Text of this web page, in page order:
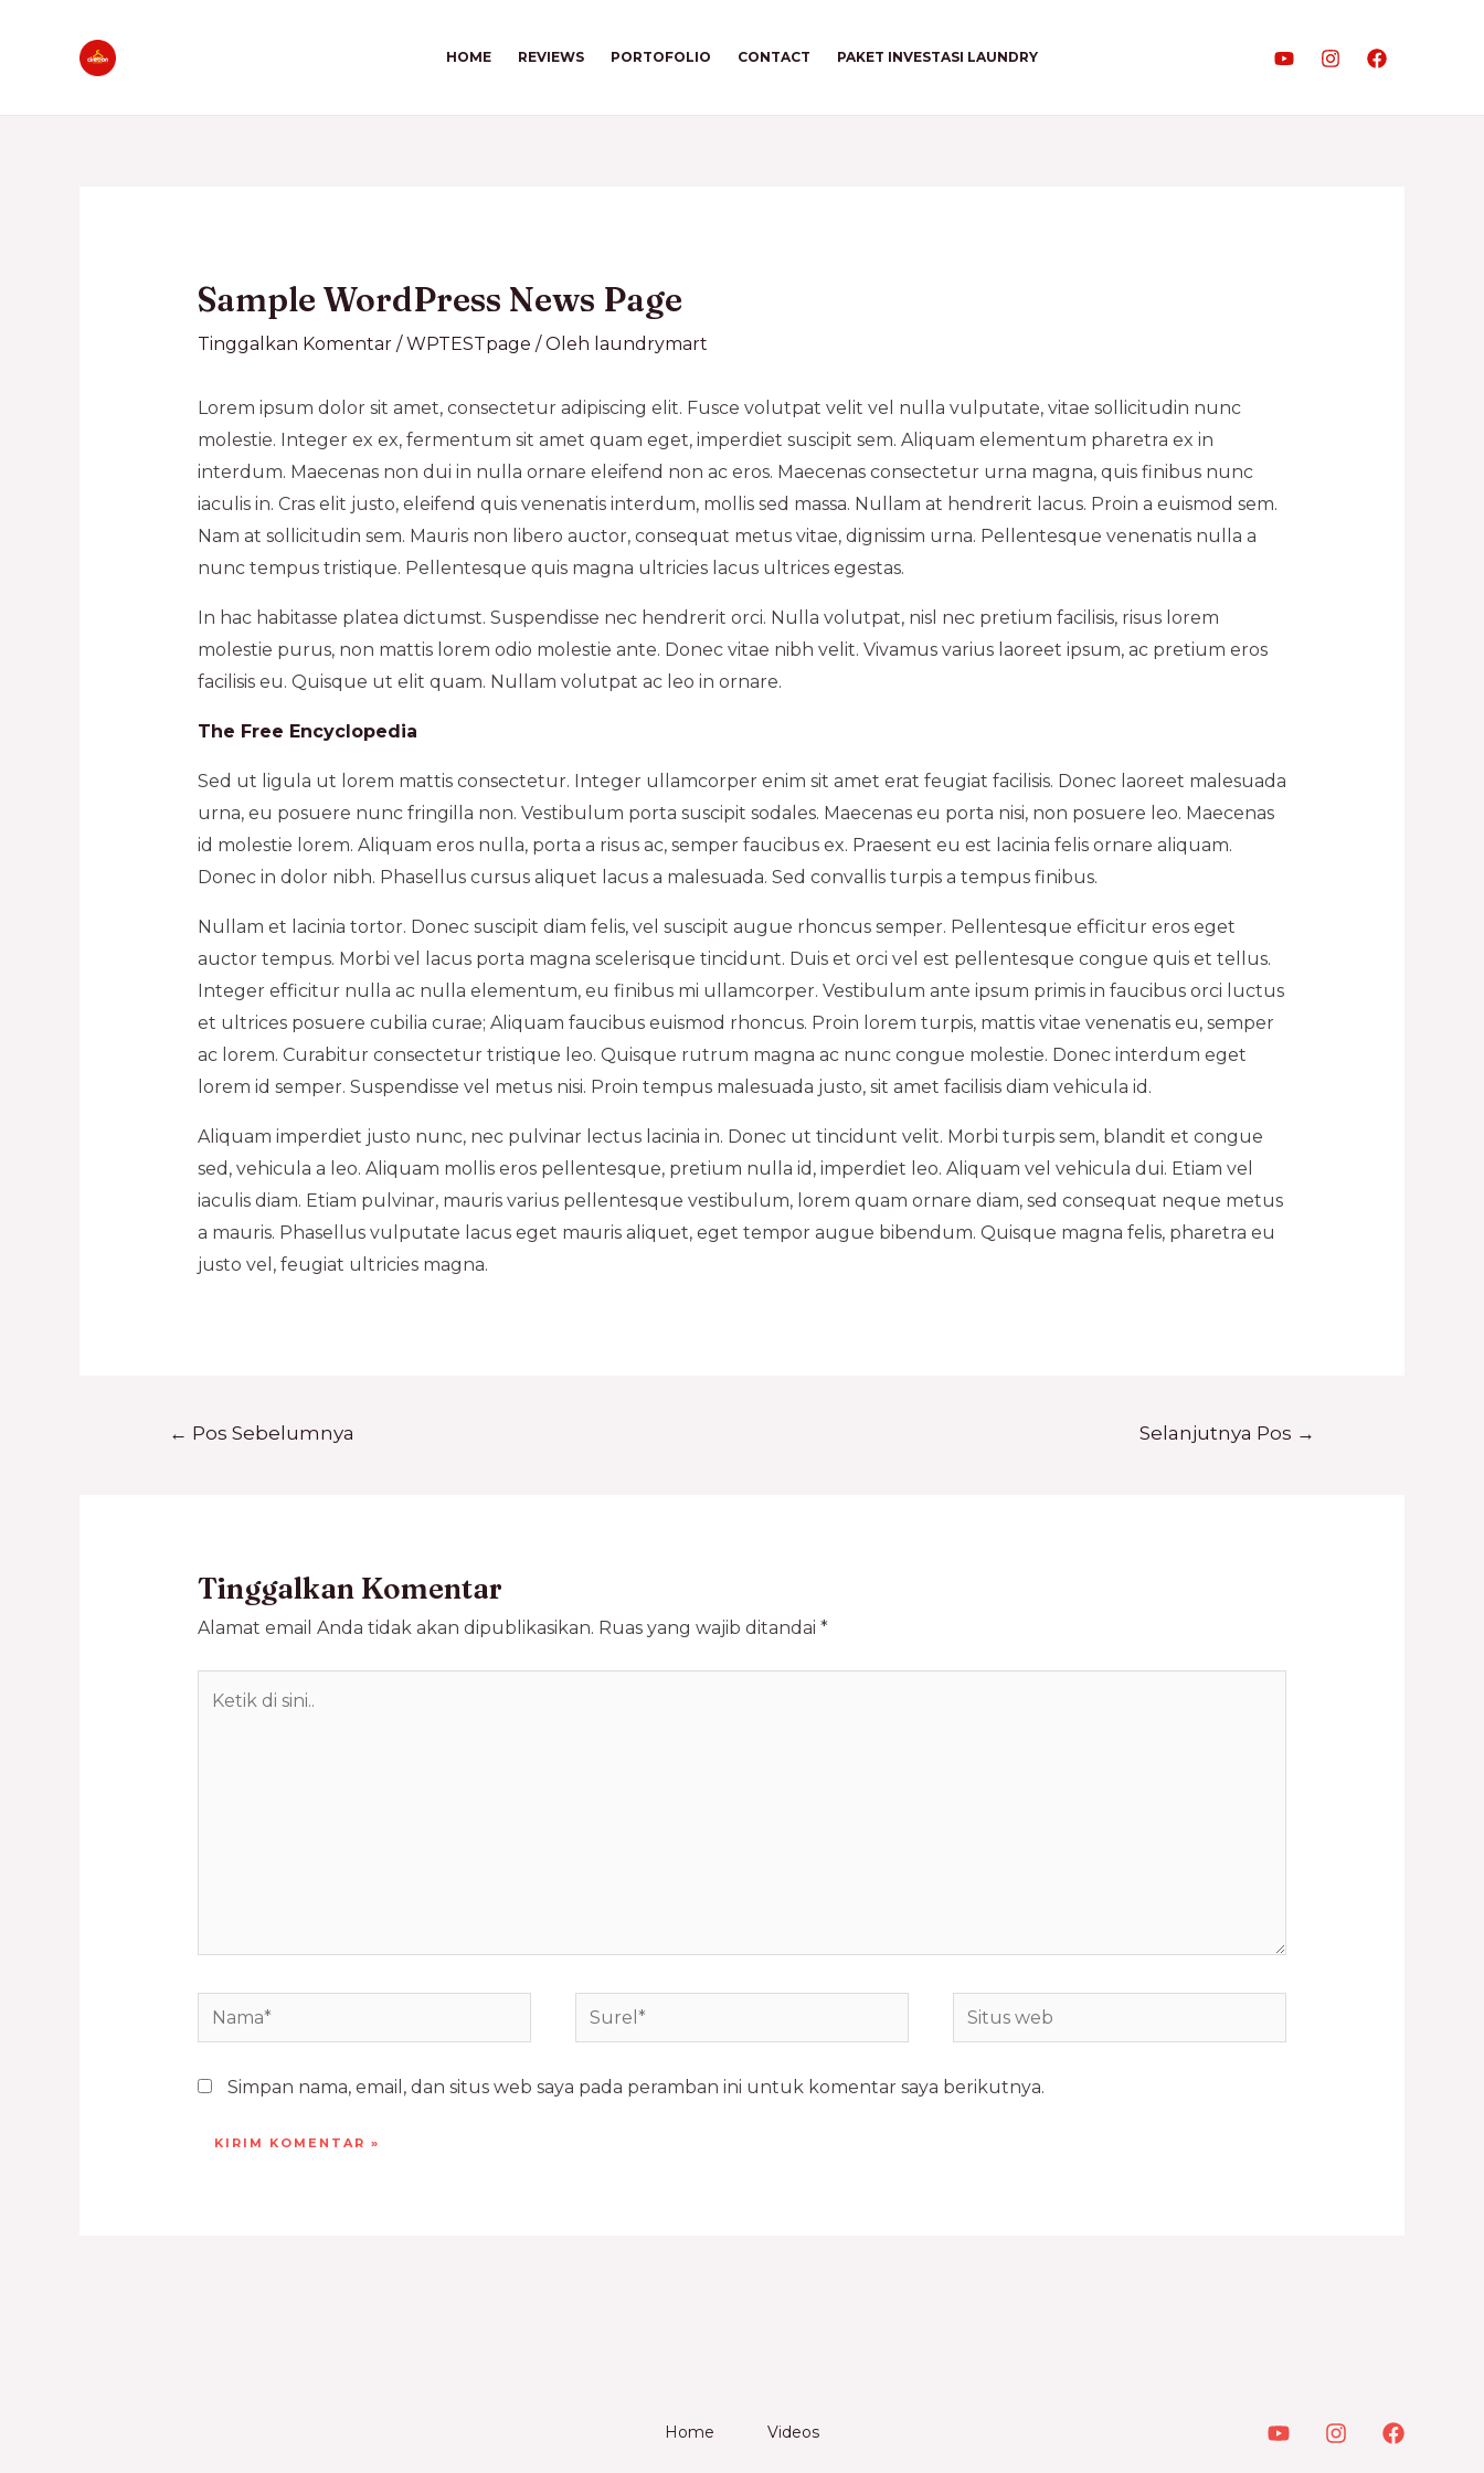
HOME REVIEWS PORTOFOLIO CONTACT PAKET INVESTASI LAUNDRY
Sample WordPress News Page
Tinggalkan Komentar /WPTESTpage / Oleh laundrymart
Lorem ipsum dolor sit amet, consectetur adipiscing elit. Fusce volutpat velit vel nulla vulputate, vitae sollicitudin nunc
molestie. Integer ex ex, fermentum sit amet quam eget, imperdiet suscipit sem. Aliquam elementum pharetra ex in
interdum. Maecenas non dui in nulla ornare eleifend non ac eros. Maecenas consectetur urna magna, quis finibus nunc
iaculis in. Cras elit justo, eleifend quis venenatis interdum, mollis sed massa. Nullam at hendrerit lacus. Proin a euismod sem.
Nam at sollicitudin sem. Mauris non libero auctor, consequat metus vitae, dignissim urna. Pellentesque venenatis nulla a
nunc tempus tristique. Pellentesque quis magna ultricies lacus ultrices egestas.
In hac habitasse platea dictumst. Suspendisse nec hendrerit orci. Nulla volutpat, nisl nec pretium facilisis, risus lorem
molestie purus, non mattis lorem odio molestie ante. Donec vitae nibh velit. Vivamus varius laoreet ipsum, ac pretium eros
facilisis eu. Quisque ut elit quam. Nullam volutpat ac leo in ornare.
The Free Encyclopedia
Sed ut ligula ut lorem mattis consectetur. Integer ullamcorper enim sit amet erat feugiat facilisis. Donec laoreet malesuada
urna, eu posuere nunc fringilla non. Vestibulum porta suscipit sodales. Maecenas eu porta nisi, non posuere leo. Maecenas
id molestie lorem. Aliquam eros nulla, porta a risus ac, semper faucibus ex. Praesent eu est lacinia felis ornare aliquam.
Donec in dolor nibh. Phasellus cursus aliquet lacus a malesuada. Sed convallis turpis a tempus finibus.
Nullam et lacinia tortor. Donec suscipit diam felis, vel suscipit augue rhoncus semper. Pellentesque efficitur eros eget
auctor tempus. Morbi vel lacus porta magna scelerisque tincidunt. Duis et orci vel est pellentesque congue quis et tellus.
Integer efficitur nulla ac nulla elementum, eu finibus mi ullamcorper. Vestibulum ante ipsum primis in faucibus orci luctus
et ultrices posuere cubilia curae; Aliquam faucibus euismod rhoncus. Proin lorem turpis, mattis vitae venenatis eu, semper
ac lorem. Curabitur consectetur tristique leo. Quisque rutrum magna ac nunc congue molestie. Donec interdum eget
lorem id semper. Suspendisse vel metus nisi. Proin tempus malesuada justo, sit amet facilisis diam vehicula id.
Aliquam imperdiet justo nunc, nec pulvinar lectus lacinia in. Donec ut tincidunt velit. Morbi turpis sem, blandit et congue
sed, vehicula a leo. Aliquam mollis eros pellentesque, pretium nulla id, imperdiet leo. Aliquam vel vehicula dui. Etiam vel
iaculis diam. Etiam pulvinar, mauris varius pellentesque vestibulum, lorem quam ornare diam, sed consequat neque metus
a mauris. Phasellus vulputate lacus eget mauris aliquet, eget tempor augue bibendum. Quisque magna felis, pharetra eu
justo vel, feugiat ultricies magna.
← Pos Sebelumnya Selanjutnya Pos →
Tinggalkan Komentar
Alamat email Anda tidak akan dipublikasikan. Ruas yang wajib ditandai *
Simpan nama, email, dan situs web saya pada peramban ini untuk komentar saya berikutnya.
Home Videos